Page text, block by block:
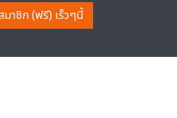
าชิก (ฟรี) เร็วๆนี้